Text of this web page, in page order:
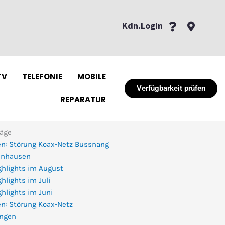
Kdn.Login
TELEFONIE MOBILE
REPARATUR
Verfügbarkeit prüfen
Störung Koax-Netz Bussnang
im August
im Juli
im Juni
Störung Koax-Netz